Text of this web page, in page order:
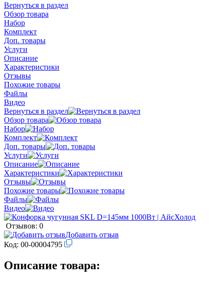
Вернуться в раздел
Обзор товара
Набор
Комплект
Доп. товары
Услуги
Описание
Характеристики
Отзывы
Похожие товары
Файлы
Видео
Вернуться в раздел
Обзор товара
Набор
Комплект
Доп. товары
Услуги
Описание
Характеристики
Отзывы
Похожие товары
Файлы
Видео
Отзывов: 0
Добавить отзыв
Код: 00-00004795
Описание товара: